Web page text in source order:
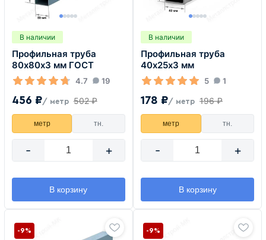
В наличии
Профильная труба
80х80х3 мм ГОСТ
4.7 19
456 ₽/ метр 502 ₽
метр тн.
- +
В корзину
В наличии
Профильная труба
40х25х3 мм
5 1
178 ₽/ метр 196 ₽
метр тн.
- +
В корзину
-9% -9%